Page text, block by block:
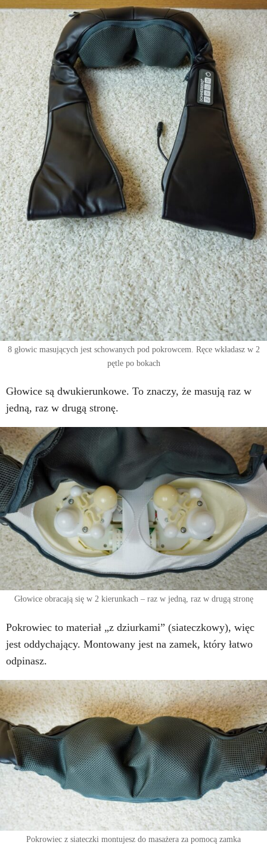
8 głowic masujących jest schowanych pod pokrowcem. Ręce wkładasz w 2
pętle po bokach
Głowice są dwukierunkowe. To znaczy, że masują raz w
jedną, raz w drugą stronę.
Głowice obracają się w 2 kierunkach – raz w jedną, raz w drugą stronę
Pokrowiec to materiał „z dziurkami” (siateczkowy), więc
jest oddychający. Montowany jest na zamek, który łatwo
odpinasz.
Pokrowiec z siateczki montujesz do masażera za pomocą zamka